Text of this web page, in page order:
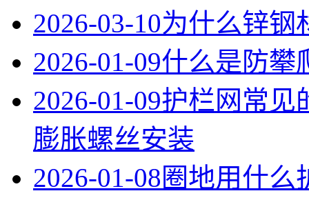
2026-03-10为什么锌钢
2026-01-09什么是防攀
2026-01-09护栏网常见
膨胀螺丝安装
2026-01-08圈地用什么